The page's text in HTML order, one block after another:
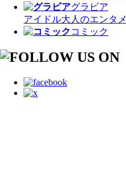
グラビア
アイドル大人のエンタメ
コミック